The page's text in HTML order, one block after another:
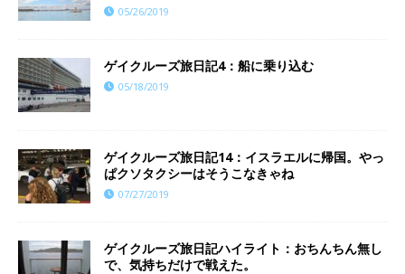
05/26/2019
ゲイクルーズ旅日記4：船に乗り込む
05/18/2019
ゲイクルーズ旅日記14：イスラエルに帰国。やっ
ぱクソタクシーはそうこなきゃね
07/27/2019
ゲイクルーズ旅日記ハイライト：おちんちん無し
で、気持ちだけで戦えた。